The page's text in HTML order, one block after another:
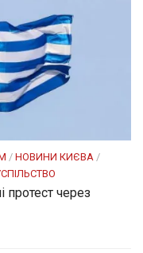
/ НОВИНИ КИЄВА /
протест через